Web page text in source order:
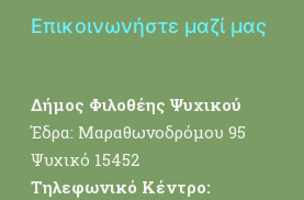
Επικοινωνήστε μαζί μας
Δήμος Φιλοθέης Ψυχικού
Έδρα: Μαραθωνοδρόμου 95
Ψυχικό 15452
Τηλεφωνικό Κέντρο: